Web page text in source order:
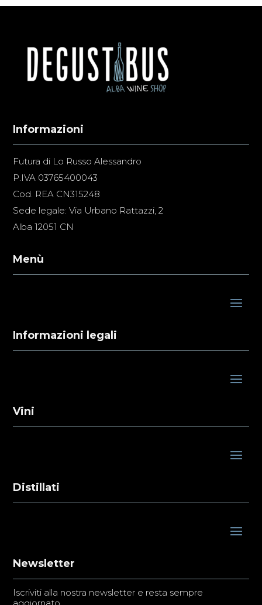
Informazioni
Futura di Lo Russo Alessandro
P.IVA 03765400043
Cod. REA CN315248
Sede legale: Via Urbano Rattazzi, 2
Alba 12051 CN
Menù
Informazioni legali
Vini
Distillati
Newsletter
Iscriviti alla nostra newsletter e resta sempre
aggiornato